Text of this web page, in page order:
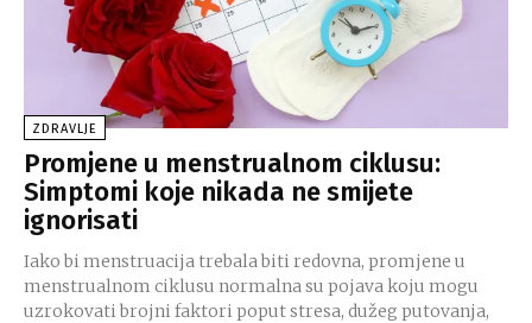
ZDRAVLJE
Promjene u menstrualnom ciklusu:
Simptomi koje nikada ne smijete
ignorisati
Iako bi menstruacija trebala biti redovna, promjene u
menstrualnom ciklusu normalna su pojava koju mogu
uzrokovati brojni faktori poput stresa, dužeg putovanja,